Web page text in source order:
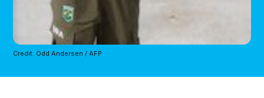
Credit: Odd Andersen / AFP